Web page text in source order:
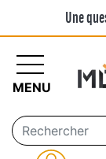
Une
MENU